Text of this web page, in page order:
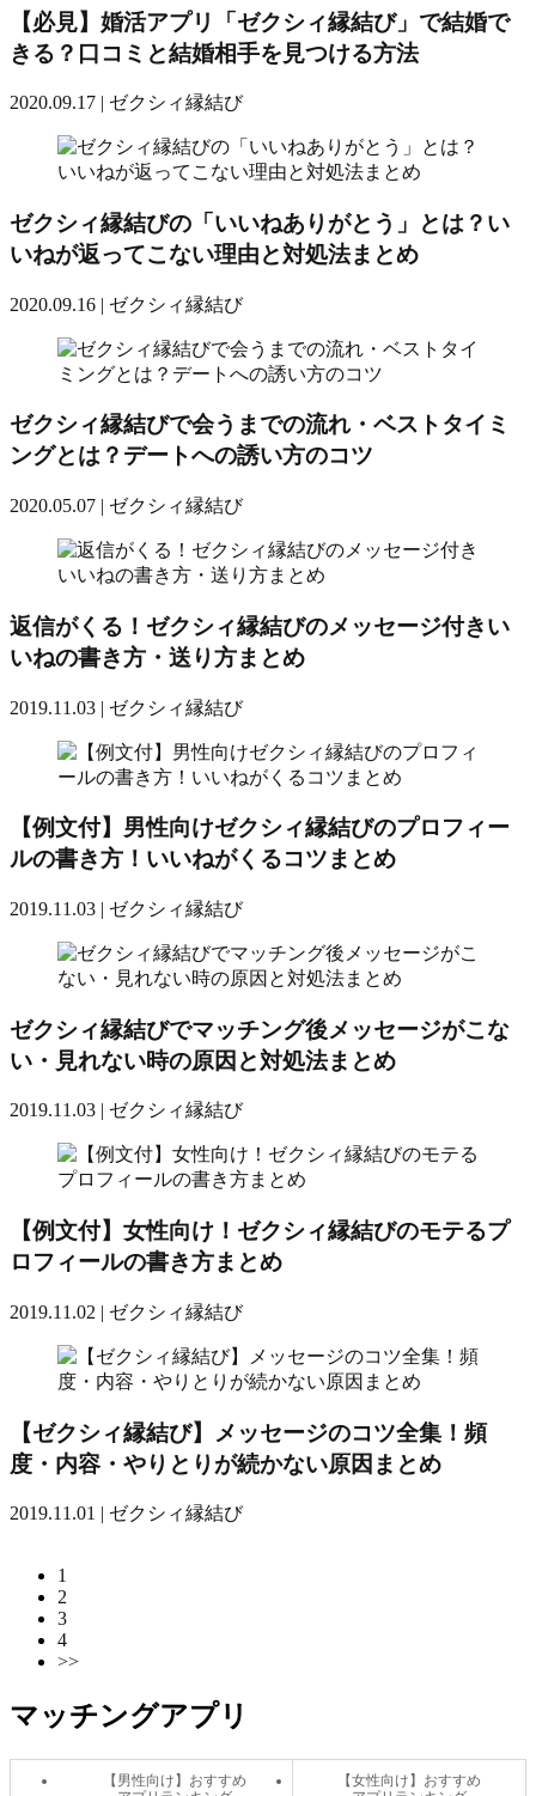
【必見】婚活アプリ「ゼクシィ縁結び」で結婚で
きる？口コミと結婚相手を見つける方法
2020.09.17 | ゼクシィ縁結び
ゼクシィ縁結びの「いいねありがとう」とは？い
いねが返ってこない理由と対処法まとめ
2020.09.16 | ゼクシィ縁結び
ゼクシィ縁結びで会うまでの流れ・ベストタイミ
ングとは？デートへの誘い方のコツ
2020.05.07 | ゼクシィ縁結び
返信がくる！ゼクシィ縁結びのメッセージ付きい
いねの書き方・送り方まとめ
2019.11.03 | ゼクシィ縁結び
【例文付】男性向けゼクシィ縁結びのプロフィー
ルの書き方！いいねがくるコツまとめ
2019.11.03 | ゼクシィ縁結び
ゼクシィ縁結びでマッチング後メッセージがこな
い・見れない時の原因と対処法まとめ
2019.11.03 | ゼクシィ縁結び
【例文付】女性向け！ゼクシィ縁結びのモテるプ
ロフィールの書き方まとめ
2019.11.02 | ゼクシィ縁結び
【ゼクシィ縁結び】メッセージのコツ全集！頻
度・内容・やりとりが続かない原因まとめ
2019.11.01 | ゼクシィ縁結び
1
2
3
4
>>
マッチングアプリ
【男性向け】おすすめ
【女性向け】おすすめ